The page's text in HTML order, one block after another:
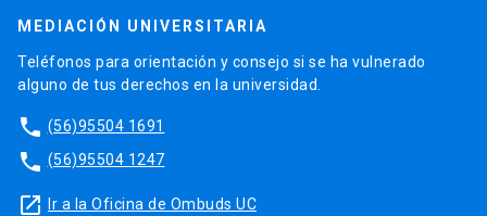
MEDIACIÓN UNIVERSITARIA
Teléfonos para orientación y consejo si se ha vulnerado
alguno de tus derechos en la universidad.
phone (56)95504 1691
phone (56)95504 1247
launch Ir a la Oficina de Ombuds UC